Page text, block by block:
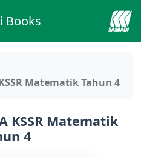
Books
Matematik Tahun 4
KSSR Matematik
4